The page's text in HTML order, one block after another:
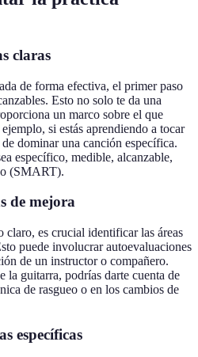
claras
de forma efectiva, el primer paso
Esto no solo te da una
un marco sobre el que
si estás aprendiendo a tocar
dominar una canción específica.
específico, medible, alcanzable,
(SMART).
de mejora
claro, es crucial identificar las áreas
puede involucrar autoevaluaciones
de un instructor o compañero.
la guitarra, podrías darte cuenta de
de rasgueo o en los cambios de
específicas